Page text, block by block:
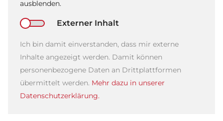
ausblenden.
Externer Inhalt
Ich bin damit einverstanden, dass mir externe
Inhalte angezeigt werden. Damit können
personenbezogene Daten an Drittplattformen
übermittelt werden. Mehr dazu in unserer
Datenschutzerklärung.